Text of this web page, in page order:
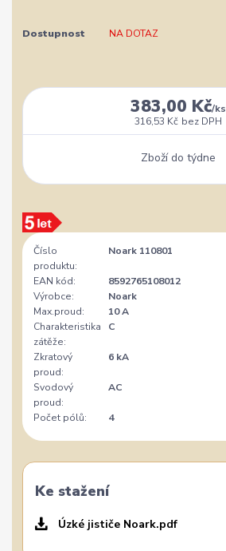
Dostupnost NA DOTAZ
383,00 Kč/ks
316,53 Kč bez DPH
Zboží do týdne
Číslo
produktu:
Noark 110801
EAN kód:
8592765108012
Výrobce:
Noark
Max.proud:
10 A
Charakteristika
zátěže:
C
Zkratový
proud:
6 kA
Svodový
proud:
AC
Počet pólů: 4
Ke stažení
Úzké jističe Noark.pdf